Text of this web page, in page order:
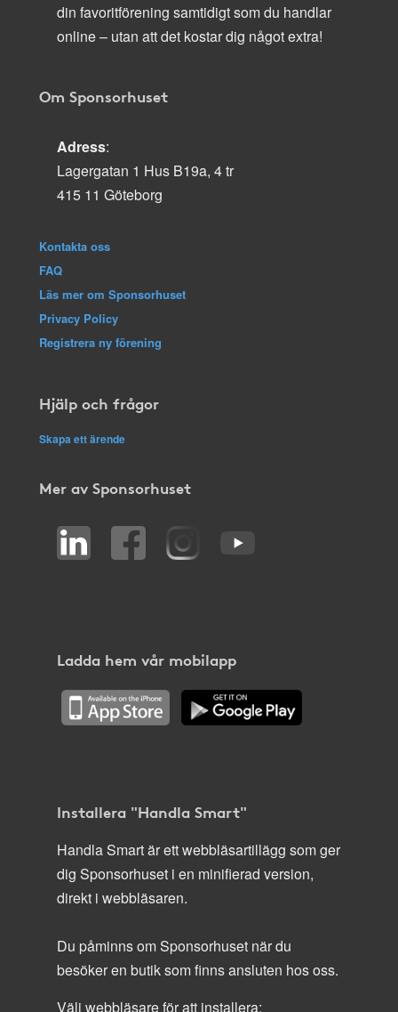
din favoritförening samtidigt som du handlar
online – utan att det kostar dig något extra!
Om Sponsorhuset
Adress:
Lagergatan 1 Hus B19a, 4 tr
415 11 Göteborg
Kontakta oss
FAQ
Läs mer om Sponsorhuset
Privacy Policy
Registrera ny förening
Hjälp och frågor
Skapa ett ärende
Mer av Sponsorhuset
Ladda hem vår mobilapp
Installera "Handla Smart"
Handla Smart är ett webbläsartillägg som ger
dig Sponsorhuset i en minifierad version,
direkt i webbläsaren.
Du påminns om Sponsorhuset när du
besöker en butik som finns ansluten hos oss.
Välj webbläsare för att installera: